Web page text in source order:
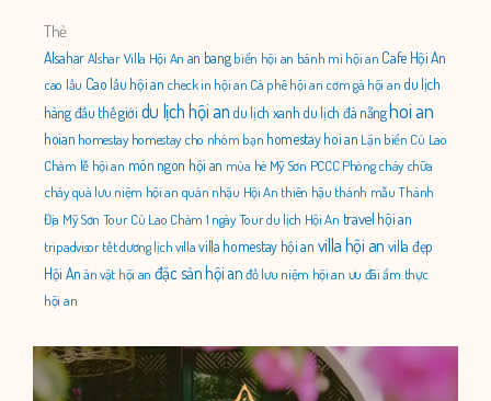
Thẻ
AlsaharAlshar Villa Hội An an bang biển hội an bánh mì hội an Cafe Hội An
cao lầu Cao lầu hội an check in hội an Cà phê hội an cơm gà hội an du lịch
hàng đầu thế giới du lịch hội an du lịch xanh du lịch đà nẵnghoi an
hoian homestay homestay cho nhóm bạn homestay hoi an Lặn biển Cù Lao
Chàm lễ hội an món ngon hội an mùa hè Mỹ Sơn PCCC Phòng cháy chữa
cháyquà lưu niệm hội an quán nhậu Hội An thiên hậu thánh mẫu Thánh
Địa Mỹ Sơn Tour Cù Lao Chàm 1 ngàyTour du lịch Hội An travel hội an
tripadvisor tết dương lịchvillavilla homestay hội an villa hội an villa đẹp
Hội Anăn vặt hội an đặc sản hội an đồ lưu niệm hội an ưu đãi ẩm thực
hội an